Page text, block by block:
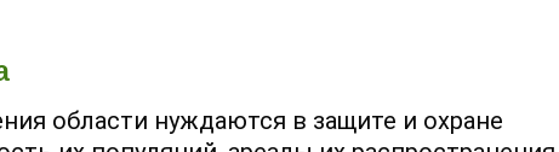
области нуждаются в защите и охране